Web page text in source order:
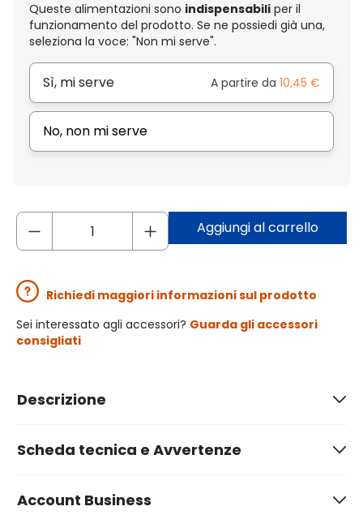
Queste alimentazioni sono indispensabili per il
funzionamento del prodotto. Se ne possiedi già una,
seleziona la voce: "Non mi serve".
Sì, mi serve A partire da 10,45 €
No, non mi serve
Aggiungi al carrello
Richiedi maggiori informazioni sul prodotto
Sei interessato agli accessori? Guarda gli accessori
consigliati
Descrizione
Scheda tecnica e Avvertenze
Account Business